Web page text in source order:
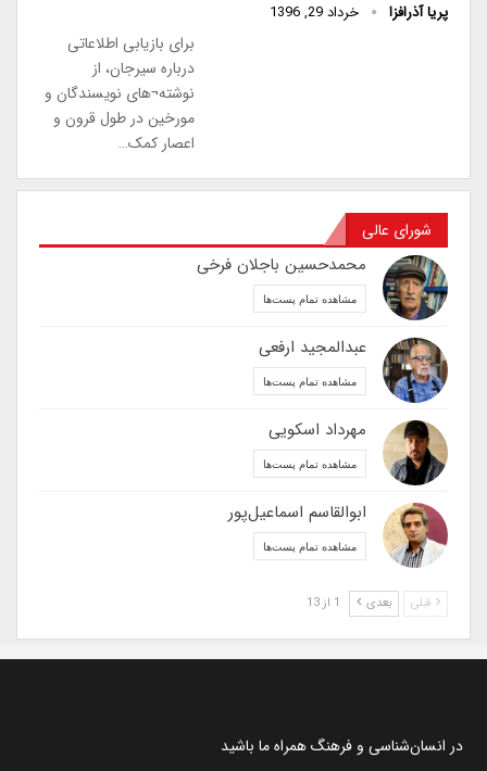
پریا آذرافزا خرداد 29, 1396
برای بازیابی اطلاعاتی
درباره سیرجان، از
نوشته¬های نویسندگان و
مورخین در طول قرون و
اعصار کمک…
شورای عالی
محمدحسین باجلان فرخی
مشاهده تمام پست‌ها
عبدالمجید ارفعی
مشاهده تمام پست‌ها
مهرداد اسکویی
مشاهده تمام پست‌ها
ابوالقاسم اسماعیل‌پور
مشاهده تمام پست‌ها
قبلی بعدی
در انسان‌شناسی و فرهنگ همراه ما باشید